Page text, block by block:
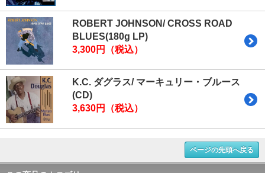
ROBERT JOHNSON/ CROSS ROAD
BLUES(180g LP)
3,300円（税込）
K.C. ダグラス/ マーキュリー・ブルース
(CD)
3,630円（税込）
ページの先頭へ戻る